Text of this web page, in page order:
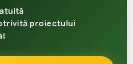
proiectului